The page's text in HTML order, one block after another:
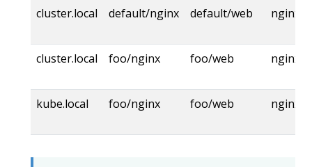
cluster.local
default/nginx default/web
cluster.local foo/nginx foo/web
kube.local foo/nginx foo/web